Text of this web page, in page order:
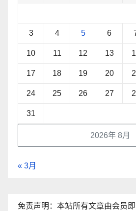
2026年 8月
3 4 5 6
10 11 12 13
17 18 19 20
24 25 26 27
31
« 3月
免责声明：本站所有文章由会员